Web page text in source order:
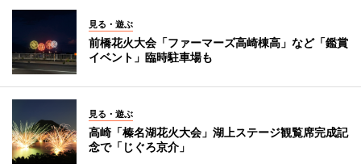
見る・遊ぶ
前橋花火大会「ファーマーズ高崎棟高」など「鑑賞
イベント」臨時駐車場も
見る・遊ぶ
高崎「榛名湖花火大会」湖上ステージ観覧席完成記
念で「じぐろ京介」